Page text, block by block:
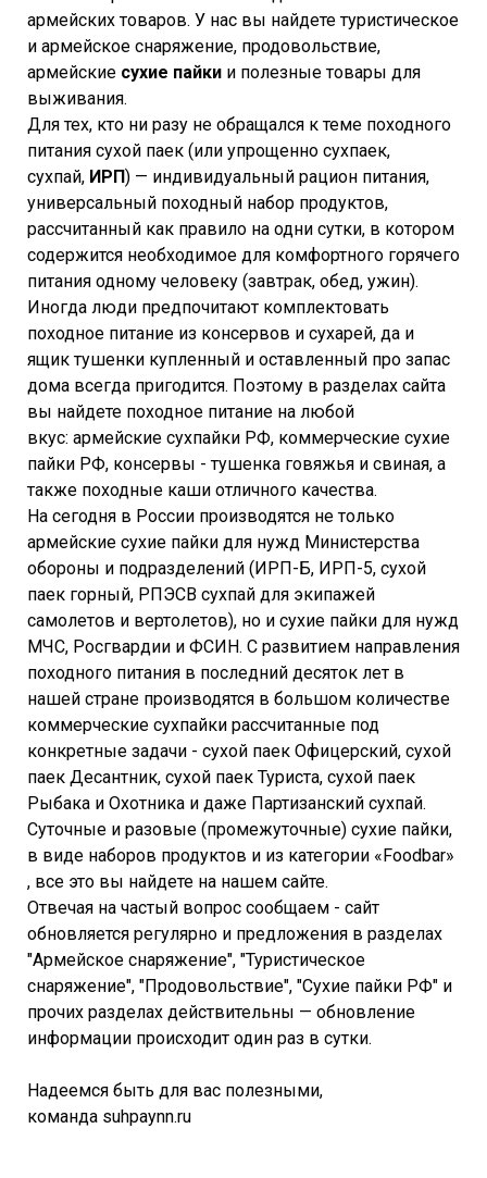
армейских товаров. У нас вы найдете туристическое
и армейское снаряжение, продовольствие,
армейские сухие пайки и полезные товары для
выживания.
Для тех, кто ни разу не обращался к теме походного
питания сухой паек (или упрощенно сухпаек,
сухпай, ИРП) — индивидуальный рацион питания,
универсальный походный набор продуктов,
рассчитанный как правило на одни сутки, в котором
содержится необходимое для комфортного горячего
питания одному человеку (завтрак, обед, ужин).
Иногда люди предпочитают комплектовать
походное питание из консервов и сухарей, да и
ящик тушенки купленный и оставленный про запас
дома всегда пригодится. Поэтому в разделах сайта
вы найдете походное питание на любой
вкус: армейские сухпайки РФ, коммерческие сухие
пайки РФ, консервы - тушенка говяжья и свиная, а
также походные каши отличного качества.
На сегодня в России производятся не только
армейские сухие пайки для нужд Министерства
обороны и подразделений (ИРП-Б, ИРП-5, сухой
паек горный, РПЭСВ сухпай для экипажей
самолетов и вертолетов), но и сухие пайки для нужд
МЧС, Росгвардии и ФСИН. С развитием направления
походного питания в последний десяток лет в
нашей стране производятся в большом количестве
коммерческие сухпайки рассчитанные под
конкретные задачи - сухой паек Офицерский, сухой
паек Десантник, сухой паек Туриста, сухой паек
Рыбака и Охотника и даже Партизанский сухпай.
Суточные и разовые (промежуточные) сухие пайки,
в виде наборов продуктов и из категории «Foodbar»
, все это вы найдете на нашем сайте.
Отвечая на частый вопрос сообщаем - сайт
обновляется регулярно и предложения в разделах
"Армейское снаряжение", "Туристическое
снаряжение", "Продовольствие", "Сухие пайки РФ" и
прочих разделах действительны — обновление
информации происходит один раз в сутки.
Надеемся быть для вас полезными,
команда suhpaynn.ru